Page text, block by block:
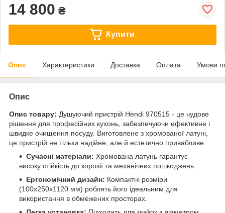
14 800 ₴
Купити
Опис Характеристики Доставка Оплата Умови
Опис
Опис товару: Душуючий пристрій Hendi 970515 - це чудове
рішення для професійних кухонь, забезпечуючи ефективне і
швидке очищення посуду. Виготовлене з хромованої латуні,
це пристрій не тільки надійне, але й естетично привабливе.
Сучасні матеріали: Хромована латунь гарантує
високу стійкість до корозії та механічних пошкоджень.
Ергономічний дизайн: Компактні розміри
(100x250x1120 мм) роблять його ідеальним для
використання в обмежених просторах.